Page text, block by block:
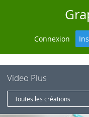
Connexion
Video Plus
Toutes les créations